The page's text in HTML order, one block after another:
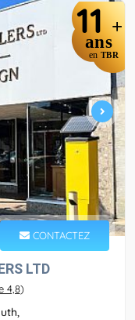
11 +
ans
en TBR
CONTACTEZ
LTD
4,8)